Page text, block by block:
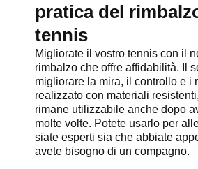
pratica del
tennis
Migliorate il vostro tennis con il
rimbalzo che offre affidabilità. Il
migliorare la mira, il controllo e i
realizzato con materiali
rimane utilizzabile anche dopo
molte volte. Potete usarlo per
siate esperti sia che abbiate
avete bisogno di un compagno.